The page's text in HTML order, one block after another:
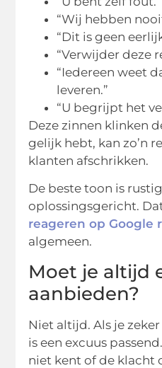
“Wij hebben
“Dit is geen
“Verwijder deze
“Iedereen weet
leveren.”
“U begrijpt het
Deze zinnen klinken
gelijk hebt, kan zo’n
klanten afschrikken.
De beste toon is
oplossingsgericht.
reageren op Google
algemeen.
Moet je altijd
aanbieden?
Niet altijd. Als je
is een excuus
niet kent of de klacht